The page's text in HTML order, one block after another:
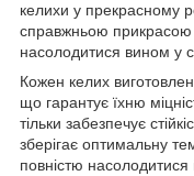
келихи у прекрасному
справжньою прикрасою
насолодитися вином у
Кожен келих
що гарантує їхню
тільки забезпечує
зберігає оптимальну
повністю